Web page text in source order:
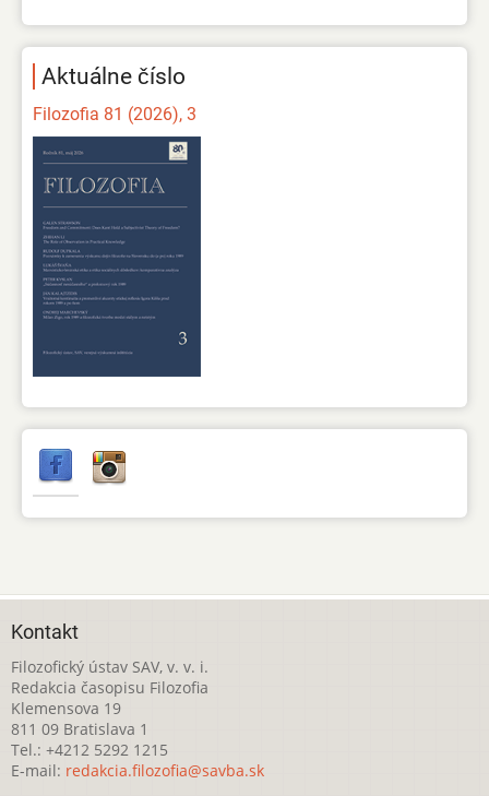
Aktuálne číslo
Filozofia 81 (2026), 3
Kontakt
Filozofický ústav SAV, v. v. i.
Redakcia časopisu Filozofia
Klemensova 19
811 09 Bratislava 1
Tel.: +4212 5292 1215
E-mail: redakcia.filozofia@savba.sk